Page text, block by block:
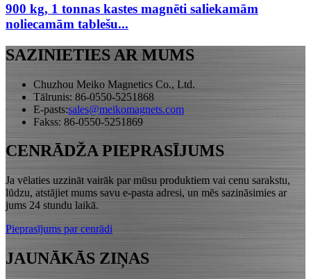
900 kg, 1 tonnas kastes magnēti saliekamām
noliecamām tablešu...
SAZINIETIES AR MUMS
Chuzhou Meiko Magnetics Co., Ltd.
Tālrunis: 86-0550-5251868
E-pasts:sales@meikomagnets.com
Fakss: 86-0550-5251869
CENRĀDŽA PIEPRASĪJUMS
Ja vēlaties uzzināt vairāk par mūsu produktiem vai cenu sarakstu,
lūdzu, atstājiet mums savu e-pasta adresi, un mēs sazināsimies ar
jums 24 stundu laikā.
Pieprasījums par cenrādi
JAUNĀKĀS ZIŅAS